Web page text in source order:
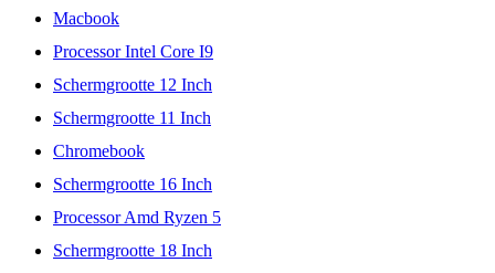
Macbook
Processor Intel Core I9
Schermgrootte 12 Inch
Schermgrootte 11 Inch
Chromebook
Schermgrootte 16 Inch
Processor Amd Ryzen 5
Schermgrootte 18 Inch